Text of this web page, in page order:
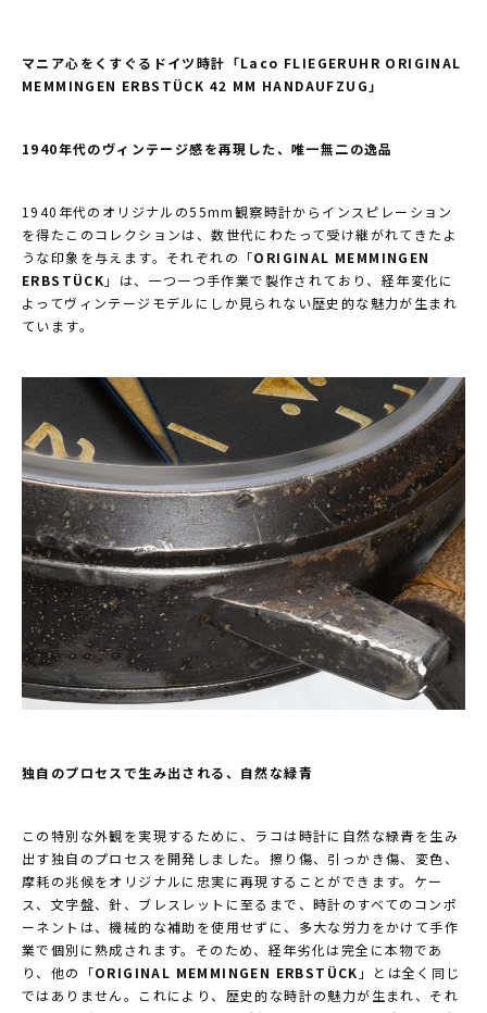
マニア心をくすぐるドイツ時計「Laco FLIEGERUHR ORIGINAL
MEMMINGEN ERBSTÜCK 42 MM HANDAUFZUG」
1940年代のヴィンテージ感を再現した、唯一無二の逸品
1940年代のオリジナルの55mm観察時計からインスピレーション
を得たこのコレクションは、数世代にわたって受け継がれてきたよ
うな印象を与えます。それぞれの「ORIGINAL MEMMINGEN
ERBSTÜCK 」は、一つ一つ手作業で製作されており、経年変化に
よってヴィンテージモデルにしか見られない歴史的な魅力が生まれ
ています。
独自のプロセスで生み出される、自然な緑青
この特別な外観を実現するために、ラコは時計に自然な緑青を生み
出す独自のプロセスを開発しました。擦り傷、引っかき傷、変色、
摩耗の兆候をオリジナルに忠実に再現することができます。ケー
ス、文字盤、針、ブレスレットに至るまで、時計のすべてのコンポ
ーネントは、機械的な補助を使用せずに、多大な労力をかけて手作
業で個別に熟成されます。そのため、経年劣化は完全に本物であ
り、他の「ORIGINAL MEMMINGEN ERBSTÜCK 」とは全く同じ
ではありません。これにより、歴史的な時計の魅力が生まれ、それ